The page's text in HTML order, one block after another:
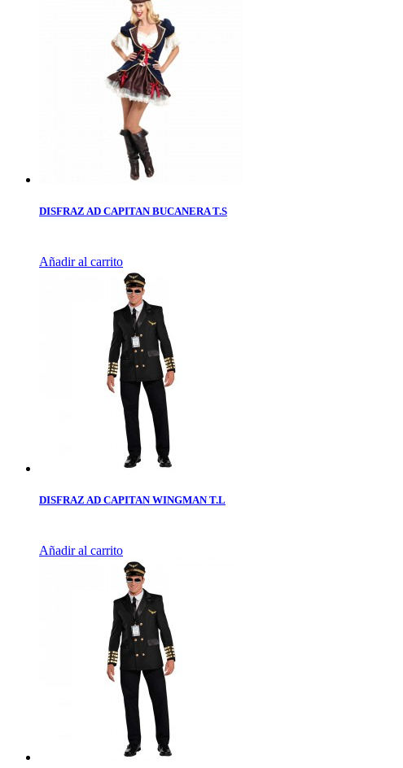
DISFRAZ AD CAPITAN BUCANERA T.S
Añadir al carrito
DISFRAZ AD CAPITAN WINGMAN T.L
Añadir al carrito